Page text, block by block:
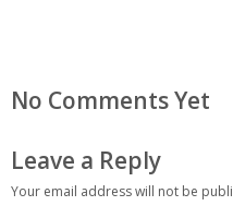
No Comments Yet
Leave a Reply
Your email address will not be